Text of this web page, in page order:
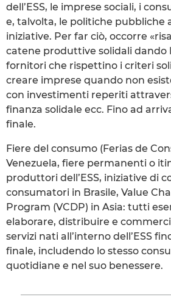
dell’ESS, le imprese sociali, i
e, talvolta, le politiche pubbliche
iniziative. Per far ciò, occorre
catene produttive solidali dando
fornitori che rispettino i criteri
creare imprese quando non
con investimenti reperiti
finanza solidale ecc. Fino ad
finale.
Fiere del consumo (Ferias de
Venezuela, fiere permanenti o
produttori dell’ESS, iniziative di
consumatori in Brasile, Value
Program (VCDP) in Asia: tutti
elaborare, distribuire e
servizi nati all’interno dell’ESS
finale, includendo lo stesso
quotidiane e nel suo benessere.